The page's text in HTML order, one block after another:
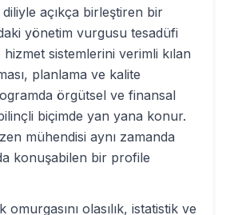
açıkça birleştiren bir
yönetim vurgusu tesadüfi
sistemlerini verimli kılan
planlama ve kalite
örgütsel ve finansal
biçimde yan yana konur.
mühendisi aynı zamanda
konuşabilen bir profile
omurgasını olasılık, istatistik ve